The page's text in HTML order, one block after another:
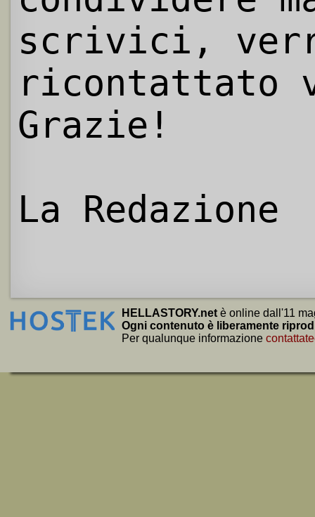
scrivici,
ricontattato
Grazie!
La Redazione
HELLASTORY.net è online dall'11
Ogni contenuto è liberamente
Per qualunque informazione